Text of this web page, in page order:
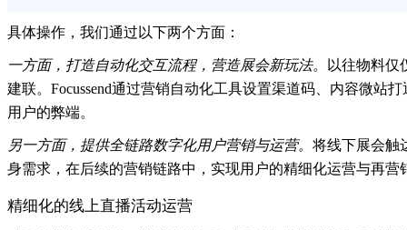
具体操作，我们通过以下两个方面：
一方面，打造自动化交互流程，营造展会新玩法。
以往物料仅
建联。Focussend通过营销自动化工具设置渠道码、内容微站
用户的弊端。
另一方面，提供全链路数字化用户营销与运营。 将线下展会触
身需求，在后续的营销链路中，实现用户的精细化运营与再营
精细化的线上直播活动运营